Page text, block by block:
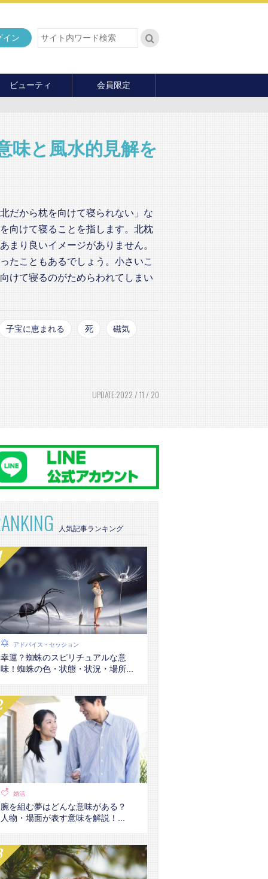
イン
ビューティ
ファッション
マナー・教養
会員限定
味と風水的見解を
だから枕を向けて寝られない」な
向けて寝ることを指します。北枕
まり良いイメージがありません。
たこともあるでしょう。小さいこ
けて寝るのがためらわれてしまい
子宝に恵まれる 死 磁気
UPDATE:2022 / 11 / 20
アドバイス・セッション
幸運？蜘蛛のスピリチュアルな意
味！蜘蛛の色・状態・状況・場所...
婚活
腕を組む夢はどんな意味がある？
人物・場面が表す意味を解説！...